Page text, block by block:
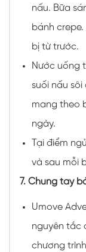
nấu. Bữa
bánh
bị từ trước.
Nước uống
suối nấu
mang theo
ngày.
Tại điểm
và sau mỗi
7. Chung tay
Umove
nguyên tắc
chương